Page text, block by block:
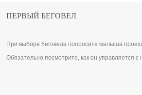
ПЕРВЫЙ БЕГОВЕЛ
При выборе беговела попросите малыша
Обязательно посмотрите, как он управляется